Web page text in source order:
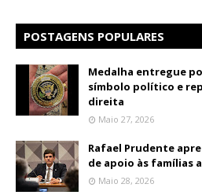
POSTAGENS POPULARES
Medalha entregue
símbolo político e
direita
Maio 27, 2026
Rafael Prudente
de apoio às famílias
Maio 28, 2026